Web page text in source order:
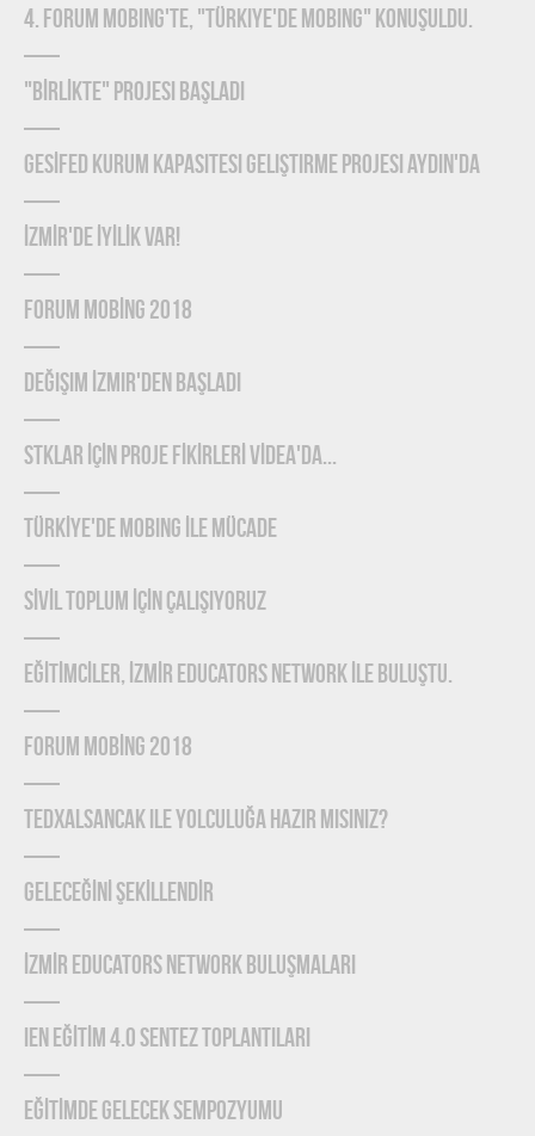
4. Forum Mobing'te, "Türkiye'de Mobing" konuşuldu.
"BİRLİKTE" Projesi Başladı
GESİFED Kurum Kapasitesi Geliştirme Projesi Aydın'da
İZMİR'de İYİLİK Var!
FORUM MOBİNG 2018
Değişim İzmir'den Başladı
STKLAR İÇİN PROJE FİKİRLERİ VİDEA'DA...
TÜRKİYE'DE MOBING İLE MÜCADE
SİVİL TOPLUM İÇİN ÇALIŞIYORUZ
EĞİTİMCİLER, İZMİR EDUCATORS NETWORK İLE BULUŞTU.
FORUM MOBİNG 2018
TEDxAlsancak ile Yolculuğa Hazır mısınız?
GELECEĞİNİ ŞEKİLLENDİR
İZMİR EDUCATORS NETWORK BULUŞMALARI
IEN EĞİTİM 4.0 SENTEZ TOPLANTILARI
EĞİTİMDE GELECEK SEMPOZYUMU